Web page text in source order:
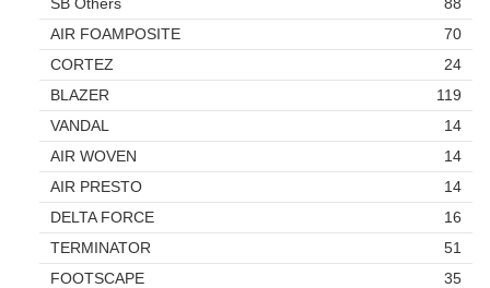
AIR FOAMPOSITE
70
CORTEZ
24
BLAZER
119
VANDAL
14
AIR WOVEN
14
AIR PRESTO
14
DELTA FORCE
16
TERMINATOR
51
FOOTSCAPE
35